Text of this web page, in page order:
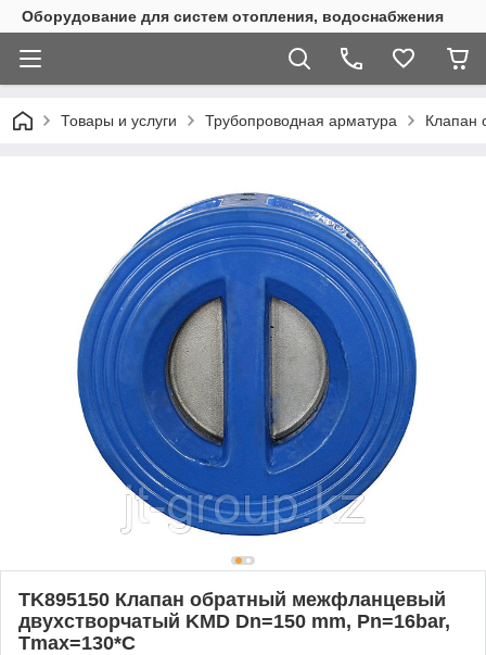
Оборудование для систем отопления, водоснабжения
Товары и услуги Трубопроводная арматура Клапан
TK895150 Клапан обратный межфланцевый
двухстворчатый KMD Dn=150 mm, Pn=16bar,
Tmax=130*C